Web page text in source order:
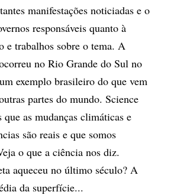
manifestações noticiadas e o
responsáveis quanto à
e trabalhos sobre o tema. A
no Rio Grande do Sul no
exemplo brasileiro do que vem
partes do mundo. Science
que as mudanças climáticas e
são reais e que somos
o que a ciência nos diz.
aqueceu no último século? A
da superfície...